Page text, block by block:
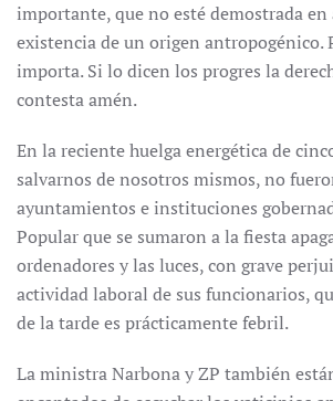
importante, que no esté demostrada
existencia de un origen antropogénico.
importa. Si lo dicen los progres la
contesta amén.
En la reciente huelga energética de
salvarnos de nosotros mismos, no
ayuntamientos e instituciones
Popular que se sumaron a la fiesta
ordenadores y las luces, con grave
actividad laboral de sus funcionarios,
de la tarde es prácticamente febril.
La ministra Narbona y ZP también